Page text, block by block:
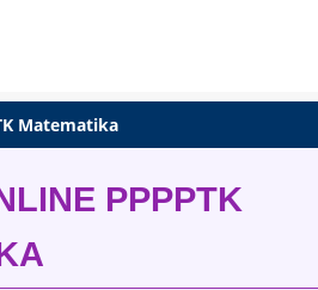
Matematika
PPPPTK